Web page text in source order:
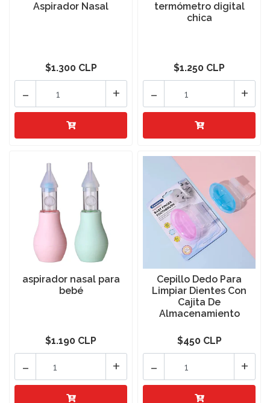
Aspirador Nasal
$1.300 CLP
+
-
termómetro digital
chica
$1.250 CLP
+
-
aspirador nasal para
bebé
$1.190 CLP
+
-
Cepillo Dedo Para
Limpiar Dientes Con
Cajita De
Almacenamiento
$450 CLP
+
-